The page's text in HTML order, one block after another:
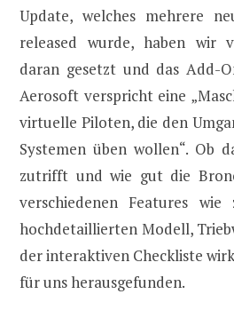
Update, welches mehrere
released wurde, haben wir
daran gesetzt und das Add-
Aerosoft verspricht eine
virtuelle Piloten, die den
Systemen üben wollen“. Ob
zutrifft und wie gut die
verschiedenen Features
hochdetaillierten Modell,
der interaktiven Checkliste
für uns herausgefunden.